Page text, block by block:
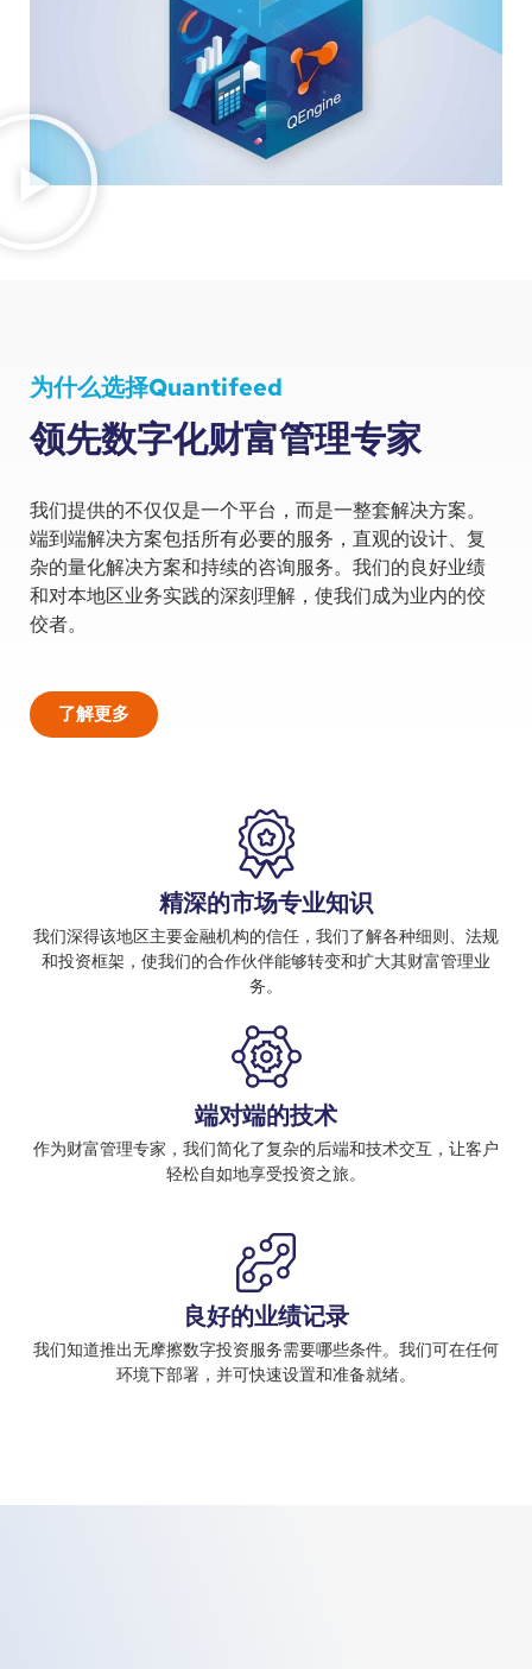
为什么选择Quantifeed
领先数字化财富管理专家
我们提供的不仅仅是一个平台，而是一整套解决方案。
端到端解决方案包括所有必要的服务，直观的设计、复
杂的量化解决方案和持续的咨询服务。我们的良好业绩
和对本地区业务实践的深刻理解，使我们成为业内的佼
佼者。
了解更多
精深的市场专业知识
我们深得该地区主要金融机构的信任，我们了解各种细则、法规
和投资框架，使我们的合作伙伴能够转变和扩大其财富管理业
务。
端对端的技术
作为财富管理专家，我们简化了复杂的后端和技术交互，让客户
轻松自如地享受投资之旅。
良好的业绩记录
我们知道推出无摩擦数字投资服务需要哪些条件。我们可在任何
环境下部署，并可快速设置和准备就绪。